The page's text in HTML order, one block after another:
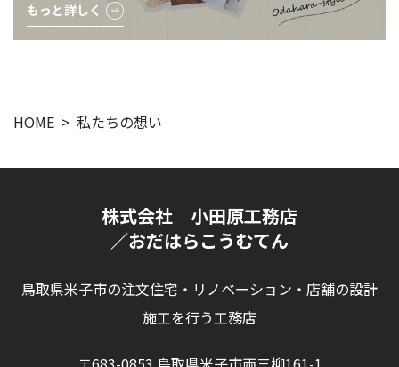
もっと詳しく
HOME 私たちの想い
株式会社 小田原工務店
／おだはらこうむてん
鳥取県米子市の注文住宅・リノベーション・店舗の設計
施工を行う工務店